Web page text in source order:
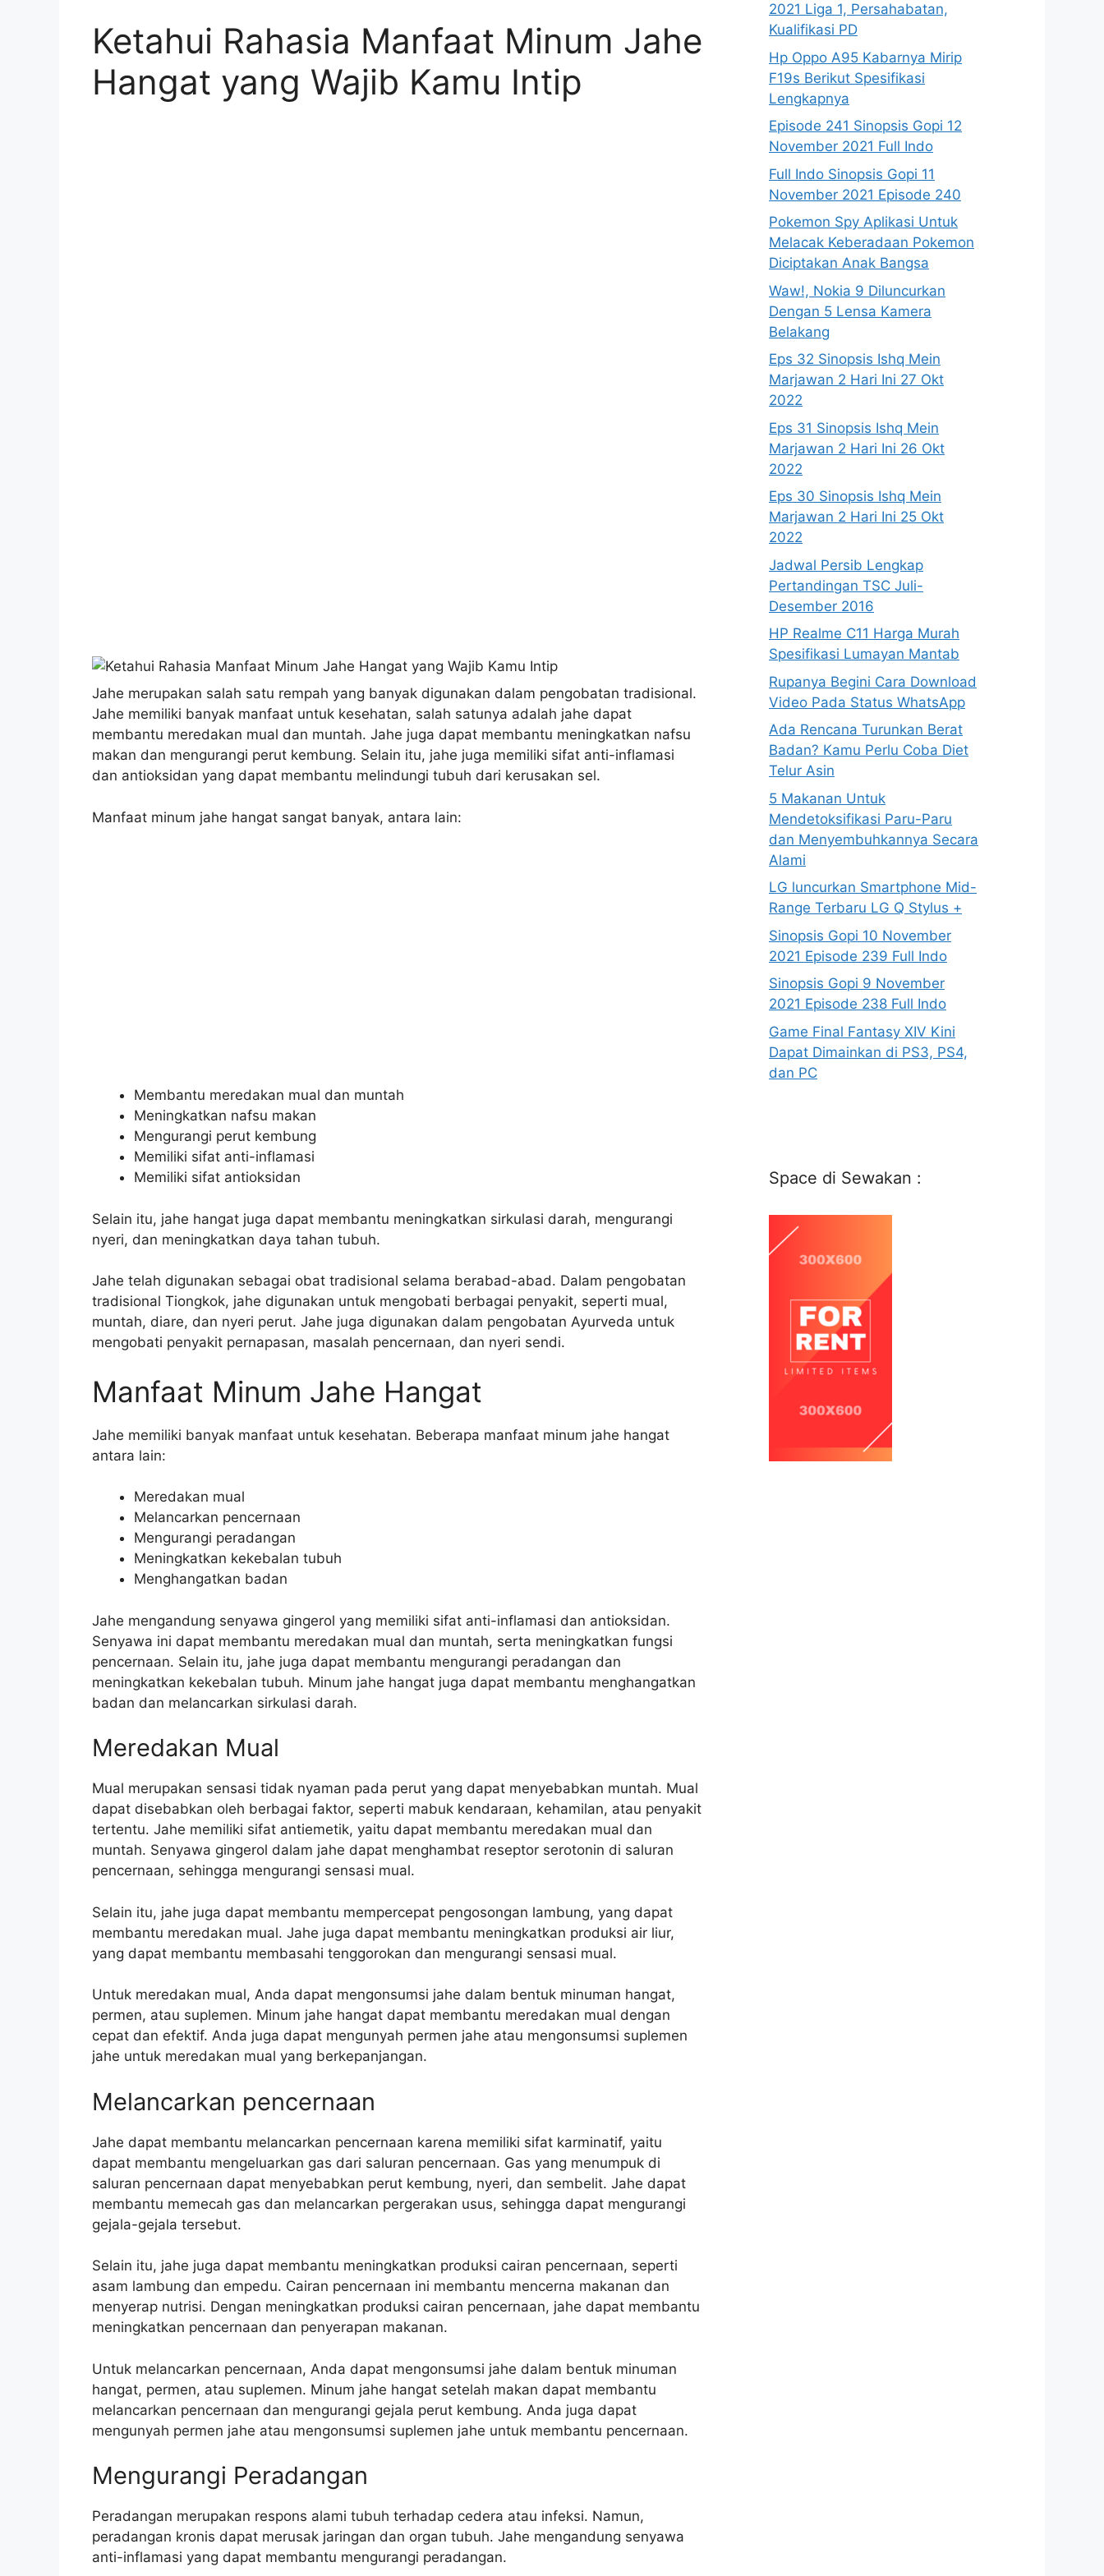
Ketahui Rahasia Manfaat Minum Jahe
Hangat yang Wajib Kamu Intip
Jahe merupakan salah satu rempah yang banyak digunakan dalam pengobatan tradisional.
Jahe memiliki banyak manfaat untuk kesehatan, salah satunya adalah jahe dapat
membantu meredakan mual dan muntah. Jahe juga dapat membantu meningkatkan nafsu
makan dan mengurangi perut kembung. Selain itu, jahe juga memiliki sifat anti-inflamasi
dan antioksidan yang dapat membantu melindungi tubuh dari kerusakan sel.
Manfaat minum jahe hangat sangat banyak, antara lain:
Membantu meredakan mual dan muntah
Meningkatkan nafsu makan
Mengurangi perut kembung
Memiliki sifat anti-inflamasi
Memiliki sifat antioksidan
Selain itu, jahe hangat juga dapat membantu meningkatkan sirkulasi darah, mengurangi
nyeri, dan meningkatkan daya tahan tubuh.
Jahe telah digunakan sebagai obat tradisional selama berabad-abad. Dalam pengobatan
tradisional Tiongkok, jahe digunakan untuk mengobati berbagai penyakit, seperti mual,
muntah, diare, dan nyeri perut. Jahe juga digunakan dalam pengobatan Ayurveda untuk
mengobati penyakit pernapasan, masalah pencernaan, dan nyeri sendi.
Manfaat Minum Jahe Hangat
Jahe memiliki banyak manfaat untuk kesehatan. Beberapa manfaat minum jahe hangat
antara lain:
Meredakan mual
Melancarkan pencernaan
Mengurangi peradangan
Meningkatkan kekebalan tubuh
Menghangatkan badan
Jahe mengandung senyawa gingerol yang memiliki sifat anti-inflamasi dan antioksidan.
Senyawa ini dapat membantu meredakan mual dan muntah, serta meningkatkan fungsi
pencernaan. Selain itu, jahe juga dapat membantu mengurangi peradangan dan
meningkatkan kekebalan tubuh. Minum jahe hangat juga dapat membantu menghangatkan
badan dan melancarkan sirkulasi darah.
Meredakan Mual
Mual merupakan sensasi tidak nyaman pada perut yang dapat menyebabkan muntah. Mual
dapat disebabkan oleh berbagai faktor, seperti mabuk kendaraan, kehamilan, atau penyakit
tertentu. Jahe memiliki sifat antiemetik, yaitu dapat membantu meredakan mual dan
muntah. Senyawa gingerol dalam jahe dapat menghambat reseptor serotonin di saluran
pencernaan, sehingga mengurangi sensasi mual.
Selain itu, jahe juga dapat membantu mempercepat pengosongan lambung, yang dapat
membantu meredakan mual. Jahe juga dapat membantu meningkatkan produksi air liur,
yang dapat membantu membasahi tenggorokan dan mengurangi sensasi mual.
Untuk meredakan mual, Anda dapat mengonsumsi jahe dalam bentuk minuman hangat,
permen, atau suplemen. Minum jahe hangat dapat membantu meredakan mual dengan
cepat dan efektif. Anda juga dapat mengunyah permen jahe atau mengonsumsi suplemen
jahe untuk meredakan mual yang berkepanjangan.
Melancarkan pencernaan
Jahe dapat membantu melancarkan pencernaan karena memiliki sifat karminatif, yaitu
dapat membantu mengeluarkan gas dari saluran pencernaan. Gas yang menumpuk di
saluran pencernaan dapat menyebabkan perut kembung, nyeri, dan sembelit. Jahe dapat
membantu memecah gas dan melancarkan pergerakan usus, sehingga dapat mengurangi
gejala-gejala tersebut.
Selain itu, jahe juga dapat membantu meningkatkan produksi cairan pencernaan, seperti
asam lambung dan empedu. Cairan pencernaan ini membantu mencerna makanan dan
menyerap nutrisi. Dengan meningkatkan produksi cairan pencernaan, jahe dapat membantu
meningkatkan pencernaan dan penyerapan makanan.
Untuk melancarkan pencernaan, Anda dapat mengonsumsi jahe dalam bentuk minuman
hangat, permen, atau suplemen. Minum jahe hangat setelah makan dapat membantu
melancarkan pencernaan dan mengurangi gejala perut kembung. Anda juga dapat
mengunyah permen jahe atau mengonsumsi suplemen jahe untuk membantu pencernaan.
Mengurangi Peradangan
Peradangan merupakan respons alami tubuh terhadap cedera atau infeksi. Namun,
peradangan kronis dapat merusak jaringan dan organ tubuh. Jahe mengandung senyawa
anti-inflamasi yang dapat membantu mengurangi peradangan.
2021 Liga 1, Persahabatan,
Kualifikasi PD
Hp Oppo A95 Kabarnya Mirip
F19s Berikut Spesifikasi
Lengkapnya
Episode 241 Sinopsis Gopi 12
November 2021 Full Indo
Full Indo Sinopsis Gopi 11
November 2021 Episode 240
Pokemon Spy Aplikasi Untuk
Melacak Keberadaan Pokemon
Diciptakan Anak Bangsa
Waw!, Nokia 9 Diluncurkan
Dengan 5 Lensa Kamera
Belakang
Eps 32 Sinopsis Ishq Mein
Marjawan 2 Hari Ini 27 Okt
2022
Eps 31 Sinopsis Ishq Mein
Marjawan 2 Hari Ini 26 Okt
2022
Eps 30 Sinopsis Ishq Mein
Marjawan 2 Hari Ini 25 Okt
2022
Jadwal Persib Lengkap
Pertandingan TSC Juli-
Desember 2016
HP Realme C11 Harga Murah
Spesifikasi Lumayan Mantab
Rupanya Begini Cara Download
Video Pada Status WhatsApp
Ada Rencana Turunkan Berat
Badan? Kamu Perlu Coba Diet
Telur Asin
5 Makanan Untuk
Mendetoksifikasi Paru-Paru
dan Menyembuhkannya Secara
Alami
LG luncurkan Smartphone Mid-
Range Terbaru LG Q Stylus +
Sinopsis Gopi 10 November
2021 Episode 239 Full Indo
Sinopsis Gopi 9 November
2021 Episode 238 Full Indo
Game Final Fantasy XIV Kini
Dapat Dimainkan di PS3, PS4,
dan PC
Space di Sewakan :